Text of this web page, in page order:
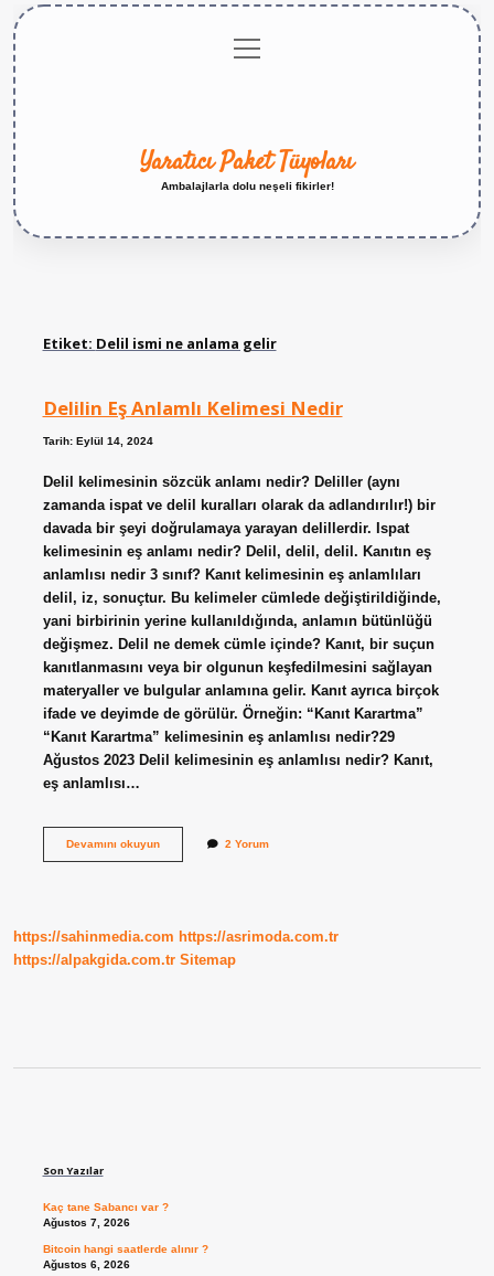
menüyü
aç
Yaratıcı Paket Tüyoları
Ambalajlarla dolu neşeli fikirler!
Etiket: Delil ismi ne anlama gelir
Delilin Eş Anlamlı Kelimesi Nedir
Tarih: Eylül 14, 2024
Delil kelimesinin sözcük anlamı nedir? Deliller (aynı
zamanda ispat ve delil kuralları olarak da adlandırılır!) bir
davada bir şeyi doğrulamaya yarayan delillerdir. Ispat
kelimesinin eş anlamı nedir? Delil, delil, delil. Kanıtın eş
anlamlısı nedir 3 sınıf? Kanıt kelimesinin eş anlamlıları
delil, iz, sonuçtur. Bu kelimeler cümlede değiştirildiğinde,
yani birbirinin yerine kullanıldığında, anlamın bütünlüğü
değişmez. Delil ne demek cümle içinde? Kanıt, bir suçun
kanıtlanmasını veya bir olgunun keşfedilmesini sağlayan
materyaller ve bulgular anlamına gelir. Kanıt ayrıca birçok
ifade ve deyimde de görülür. Örneğin: “Kanıt Karartma”
“Kanıt Karartma” kelimesinin eş anlamlısı nedir?29
Ağustos 2023 Delil kelimesinin eş anlamlısı nedir? Kanıt,
eş anlamlısı…
Devamını okuyunDelilin
2 Yorum
https://sahinmedia.com https://asrimoda.com.tr
https://alpakgida.com.tr Sitemap
Son Yazılar
Kaç tane Sabancı var ?
Ağustos 7, 2026
Bitcoin hangi saatlerde alınır ?
Ağustos 6, 2026